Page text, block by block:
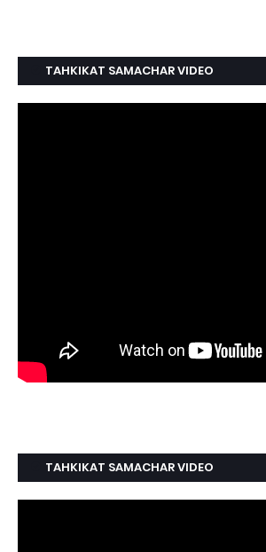
TAHKIKAT SAMACHAR VIDEO
TAHKIKAT SAMACHAR VIDEO